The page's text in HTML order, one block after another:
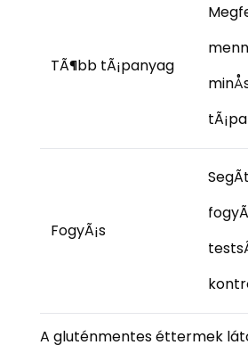
TÃ¶bb tÃ¡panyag
FogyÃ¡s
A gluténmentes éttermek